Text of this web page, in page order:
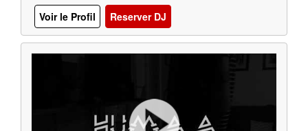
Voir le Profil
Reserver DJ